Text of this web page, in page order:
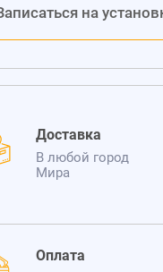
на
Доставка
В любой город
Мира
Оплата